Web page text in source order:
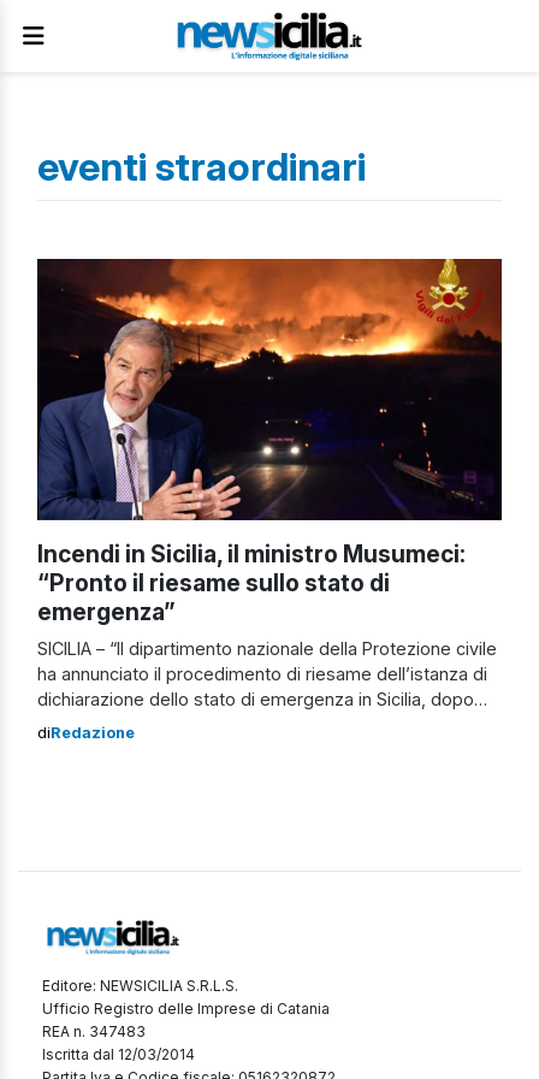
eventi straordinari
Incendi in Sicilia, il ministro Musumeci:
“Pronto il riesame sullo stato di
emergenza”
SICILIA – “Il dipartimento nazionale della Protezione civile
ha annunciato il procedimento di riesame dell’istanza di
dichiarazione dello stato di emergenza in Sicilia, dopo
che la Regione avrà trasmesso a Roma la
diRedazione
Editore: NEWSICILIA S.R.L.S.
Ufficio Registro delle Imprese di Catania
REA n. 347483
Iscritta dal 12/03/2014